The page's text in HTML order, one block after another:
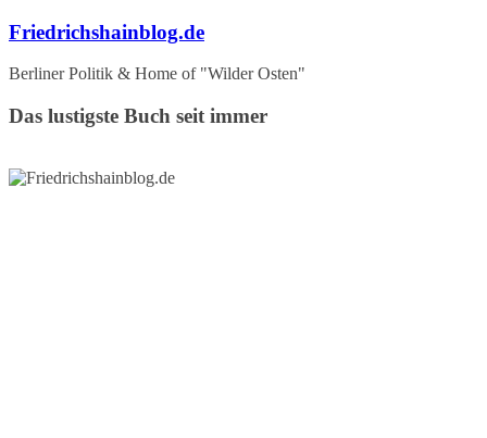
Zum
springen
Friedrichshainblog.de
Berliner Politik & Home of "Wilder Osten"
Das lustigste Buch seit immer